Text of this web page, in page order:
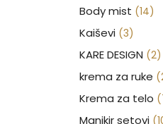
Body mist (14)
Kaiševi (3)
KARE DESIGN (2)
krema za ruke
Krema za telo
Manikir setovi